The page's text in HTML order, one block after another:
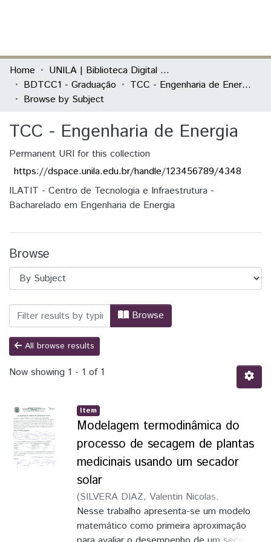
Communities & Collections
All of DSpace
Home
UNILA | Biblioteca Digital de Trabalhos de Conclusão de Curso
BDTCC1 - Graduação
TCC - Engenharia de Energia
Browse by Subject
TCC - Engenharia de Energia
Permanent URI for this collection
https://dspace.unila.edu.br/handle/123456789/4348
ILATIT - Centro de Tecnologia e Infraestrutura -
Bacharelado em Engenharia de Energia
Browse
Browsing TCC - Engenharia de
Browse
All browse results
Now showing 1 - 1 of 1
Item
Modelagem termodinâmica do
processo de secagem de plantas
medicinais usando um secador
solar
(SILVERA DIAZ, Valentin Nicolas.
Modelagem termodinâmica do processo de
secagem de plantas medicinais usando um
Nesse trabalho apresenta-se um modelo
matemático como primeira aproximação